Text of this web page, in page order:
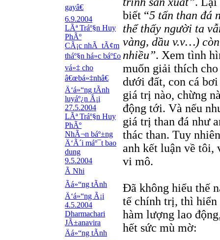
gayâ€
6.9.2004
LÃª Tráº§n Huy
PhÃº
CÃ¡c nhÃ tÃ¢m
tháº§n há»c báº£o
vá»‡ cho
â€œbá»‡nhâ€
Ä‘á»“ng tÃ­nh
luyáº¿n Ã¡i
27.5.2004
LÃª Tráº§n Huy
PhÃº
NhÃ¬n báº±ng
Ä‘Ã´i máº¯t bao
dung
9.5.2004
Ã Nhi
Ãá»“ng tÃ­nh
Ä‘á»“ng Ã¡i
4.5.2004
Dharmachari
JÃ±anavira
Äá»“ng tÃ­nh
biết “5 tấn than đá
thể thấy người ta
vàng, dầu v.v…)
nhiều”. Xem tình
muốn giải thích cho
dưới đất, con cá
giá trị nào, chừng
động tới. Và nếu
giá trị than đá như
thác than. Tuy
anh kết luận về tôi,
vi mô.
Đã không hiểu thế
tế chính trị, thì hiển
hàm lượng lao
hết sức mù mờ: